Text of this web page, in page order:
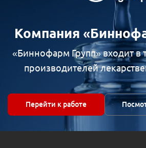
Компания
«Биннофарм Групп» входит в
производителей
Перейти к работе